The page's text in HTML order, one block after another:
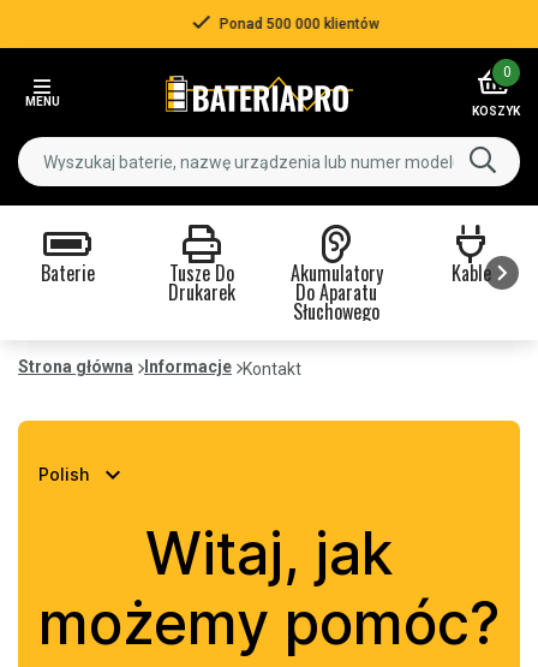
Ponad 500 000 klientów
MENU
0
KOSZYK
Baterie Tusze Do
Drukarek
Akumulatory
Do Aparatu
Słuchowego
Kable
Strona główna Informacje Kontakt